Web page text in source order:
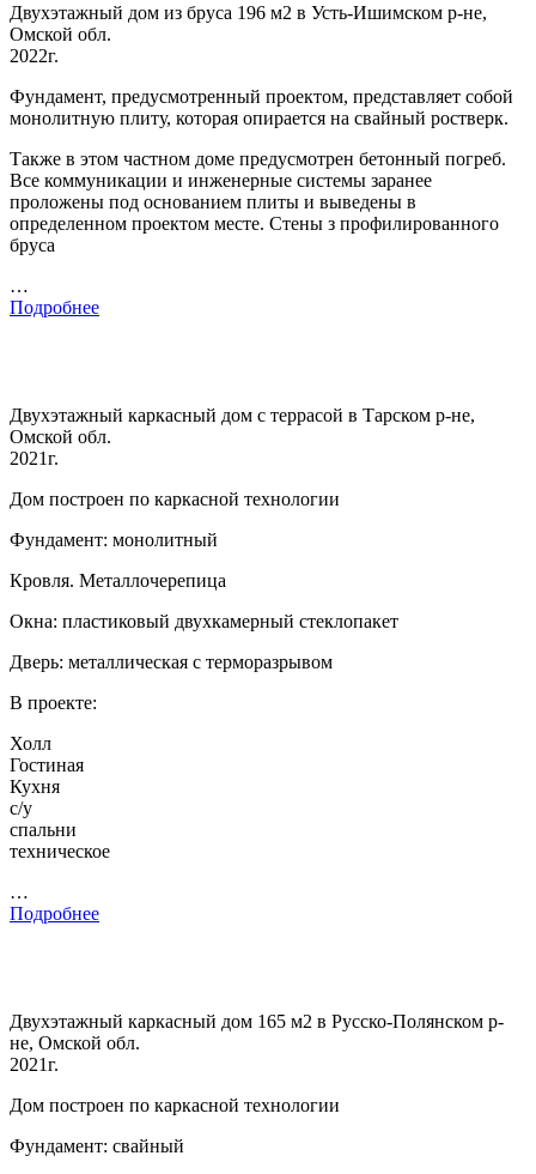
Двухэтажный дом из бруса 196 м2 в Усть-Ишимском р-не,
Омской обл.
2022г.
Фундамент, предусмотренный проектом, представляет собой
монолитную плиту, которая опирается на свайный ростверк.
Также в этом частном доме предусмотрен бетонный погреб.
Все коммуникации и инженерные системы заранее
проложены под основанием плиты и выведены в
определенном проектом месте. Стены з профилированного
бруса
…
Подробнее
Двухэтажный каркасный дом с террасой в Тарском р-не,
Омской обл.
2021г.
Дом построен по каркасной технологии
Фундамент: монолитный
Кровля. Металлочерепица
Окна: пластиковый двухкамерный стеклопакет
Дверь: металлическая с терморазрывом
В проекте:
Холл
Гостиная
Кухня
с/у
спальни
техническое
…
Подробнее
Двухэтажный каркасный дом 165 м2 в Русско-Полянском р-
не, Омской обл.
2021г.
Дом построен по каркасной технологии
Фундамент: свайный